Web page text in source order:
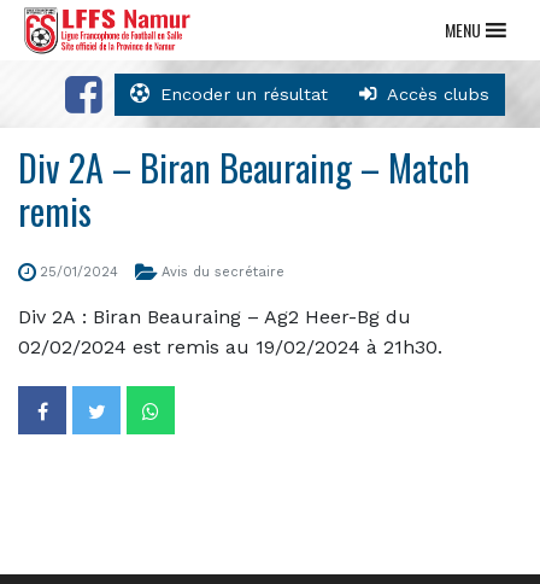
Encoder un résultat Accès clubs
MENU
Div 2A – Biran Beauraing – Match
remis
25/01/2024 Avis du secrétaire
Div 2A : Biran Beauraing – Ag2 Heer-Bg du
02/02/2024 est remis au 19/02/2024 à 21h30.